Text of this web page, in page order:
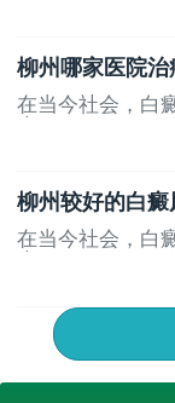
柳州哪家医院
在当今社会，白
柳州较好的白
在当今社会，白